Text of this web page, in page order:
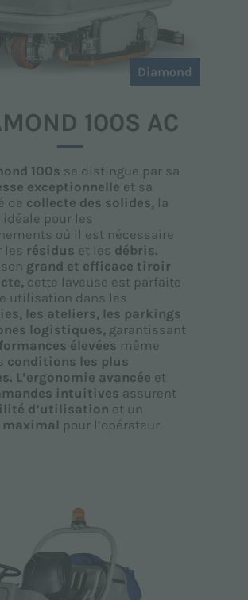
Diamond
100S AC
100s se distingue par sa
exceptionnelle et sa
de collecte des solides, la
idéale pour les
où il est nécessaire
les résidus et les débris.
grand et efficace tiroir
cette laveuse est parfaite
utilisation dans les
les ateliers, les parkings
logistiques, garantissant
élevées même
conditions les plus
L’ergonomie avancée et
intuitives assurent
d’utilisation et un
pour l’opérateur.